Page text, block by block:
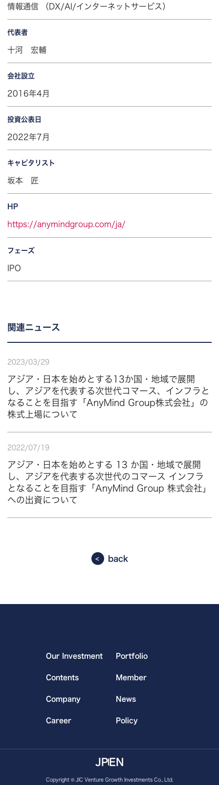
情報通信 （DX/AI/インターネットサービス）
代表者
十河 宏輔
会社設立
2016年4月
投資公表日
2022年7月
キャピタリスト
坂本 匠
HP
https://anymindgroup.com/ja/
フェーズ
IPO
関連ニュース
2023 /03 /29
アジア・日本を始めとする13か国・地域で展開
し、アジアを代表する次世代コマース、インフラと
なることを目指す「AnyMind Group株式会社」の
株式上場について
2022 /07 / 19
アジア・日本を始めとする 13 か国・地域で展開
し、アジアを代表する次世代のコマース インフラ
となることを目指す「AnyMind Group 株式会社」
への出資について
back
Our Investment Portfolio
Contents Member
Company News
Career Policy
JP EN
Copyright © JIC Venture Growth Investments Co., Ltd.